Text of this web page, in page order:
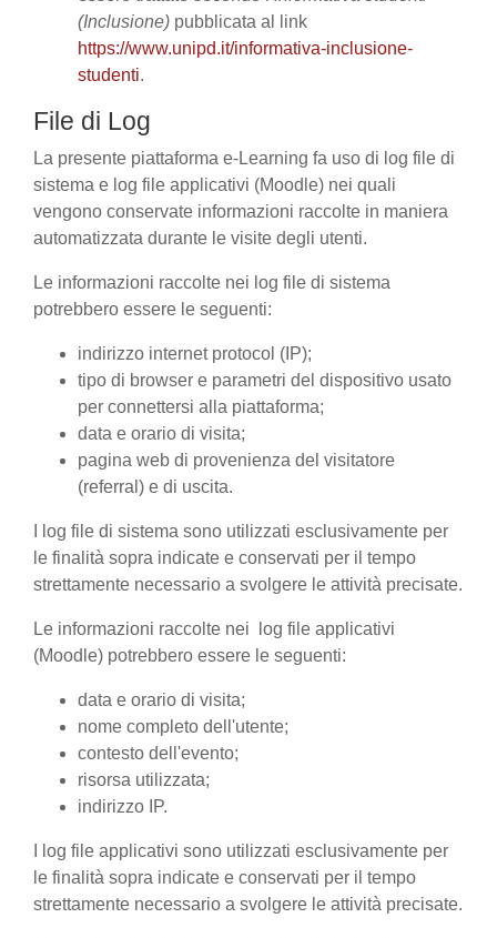
(Inclusione) pubblicata al link
https://www.unipd.it/informativa-inclusione-
studenti.
File di Log
La presente piattaforma e-Learning fa uso di log file di
sistema e log file applicativi (Moodle) nei quali
vengono conservate informazioni raccolte in maniera
automatizzata durante le visite degli utenti.
Le informazioni raccolte nei log file di sistema
potrebbero essere le seguenti:
indirizzo internet protocol (IP);
tipo di browser e parametri del dispositivo usato
per connettersi alla piattaforma;
data e orario di visita;
pagina web di provenienza del visitatore
(referral) e di uscita.
I log file di sistema sono utilizzati esclusivamente per
le finalità sopra indicate e conservati per il tempo
strettamente necessario a svolgere le attività precisate.
Le informazioni raccolte nei log file applicativi
(Moodle) potrebbero essere le seguenti:
data e orario di visita;
nome completo dell'utente;
contesto dell'evento;
risorsa utilizzata;
indirizzo IP.
I log file applicativi sono utilizzati esclusivamente per
le finalità sopra indicate e conservati per il tempo
strettamente necessario a svolgere le attività precisate.